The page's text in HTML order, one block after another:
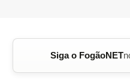
Siga o FogãoNET